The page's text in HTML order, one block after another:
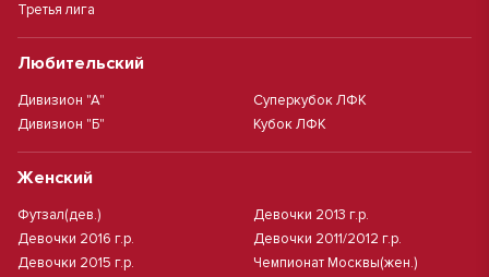
Третья лига
Любительский
Дивизион "А"
Дивизион "Б"
Суперкубок ЛФК
Кубок ЛФК
Женский
Футзал(дев.)
Девочки 2016 г.р.
Девочки 2015 г.р.
Девочки 2013 г.р.
Девочки 2011/2012 г.р.
Чемпионат Москвы(жен.)